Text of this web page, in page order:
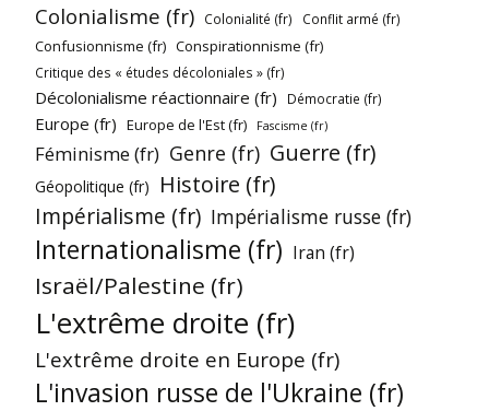
Colonialisme (fr) Colonialité (fr) Conflit armé (fr)
Confusionnisme (fr) Conspirationnisme (fr)
Critique des « études décoloniales » (fr)
Décolonialisme réactionnaire (fr) Démocratie (fr)
Europe (fr) Europe de l'Est (fr) Fascisme (fr)
Féminisme (fr) Genre (fr) Guerre (fr)
Géopolitique (fr)
Histoire (fr)
Impérialisme (fr) Impérialisme russe (fr)
Internationalisme (fr) Iran (fr)
Israël/Palestine (fr)
L'extrême droite (fr)
L'extrême droite en Europe (fr)
L'invasion russe de l'Ukraine (fr)